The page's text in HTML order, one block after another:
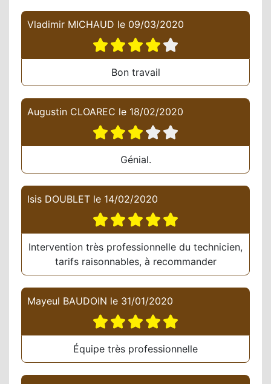
Vladimir MICHAUD le 09/03/2020
Bon travail
Augustin CLOAREC le 18/02/2020
Génial.
Isis DOUBLET le 14/02/2020
Intervention très professionnelle du technicien,
tarifs raisonnables, à recommander
Mayeul BAUDOIN le 31/01/2020
Équipe très professionnelle